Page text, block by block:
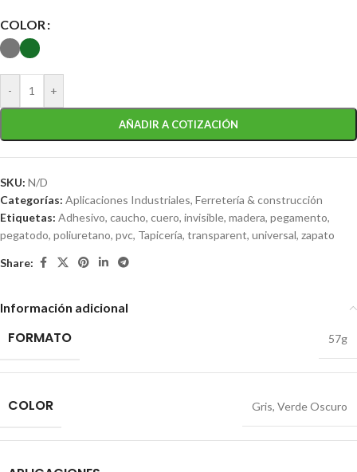
COLOR
- +
AÑADIR A COTIZACIÓN
SKU: N/D
Categorías: Aplicaciones Industriales, Ferretería & construcción
Etiquetas: Adhesivo, caucho, cuero, invisible, madera, pegamento,
pegatodo, poliuretano, pvc, Tapicería, transparent, universal, zapato
Share:
Información adicional
FORMATO 57g
COLOR Gris, Verde Oscuro